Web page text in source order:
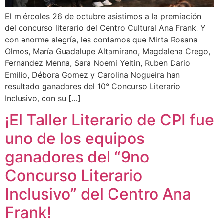
El miércoles 26 de octubre asistimos a la premiación
del concurso literario del Centro Cultural Ana Frank. Y
con enorme alegría, les contamos que Mirta Rosana
Olmos, María Guadalupe Altamirano, Magdalena Crego,
Fernandez Menna, Sara Noemi Yeltin, Ruben Dario
Emilio, Débora Gomez y Carolina Nogueira han
resultado ganadores del 10° Concurso Literario
Inclusivo, con su […]
¡El Taller Literario de CPI fue
uno de los equipos
ganadores del “9no
Concurso Literario
Inclusivo” del Centro Ana
Frank!